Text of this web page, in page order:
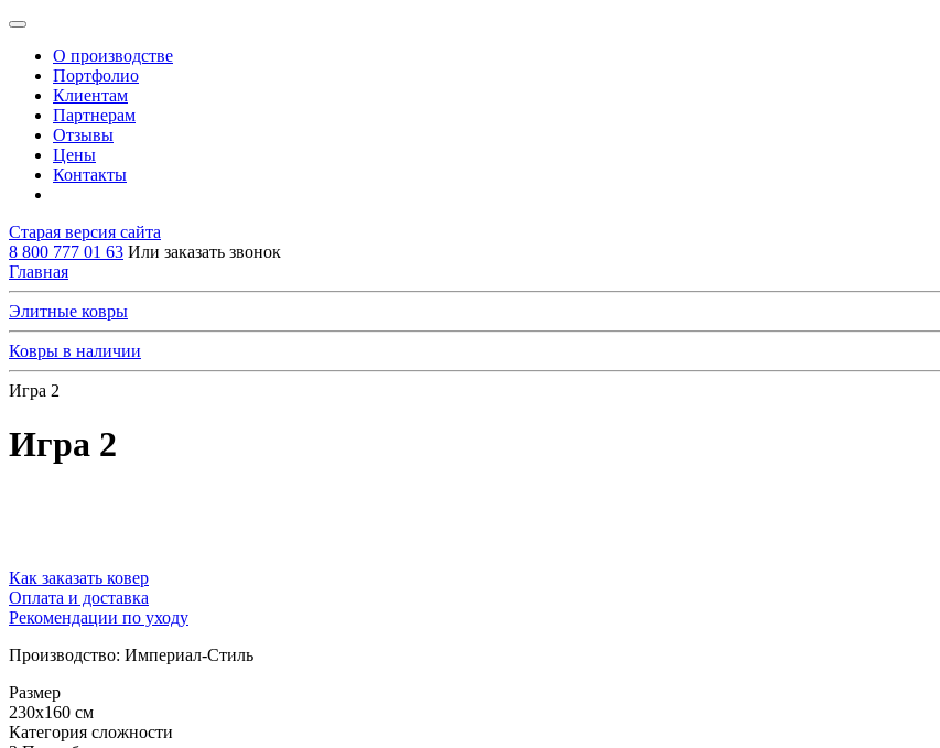
О производстве
Портфолио
Клиентам
Партнерам
Отзывы
Цены
Контакты
Старая версия сайта
8 800 777 01 63 Или заказать звонок
Главная
Элитные ковры
Ковры в наличии
Игра 2
Игра 2
Как заказать ковер
Оплата и доставка
Рекомендации по уходу
Производство: Империал-Стиль
Размер
230x160 см
Категория сложности